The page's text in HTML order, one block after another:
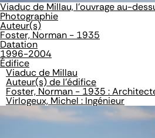
Viaduc de Millau, l'ouvrage au-
Photographie
Auteur(s)
Foster, Norman - 1935
Datation
1996-2004
Édifice
Viaduc de Millau
Auteur(s) de l'édifice
Foster, Norman - 1935 :
Virlogeux, Michel : Ingénieur